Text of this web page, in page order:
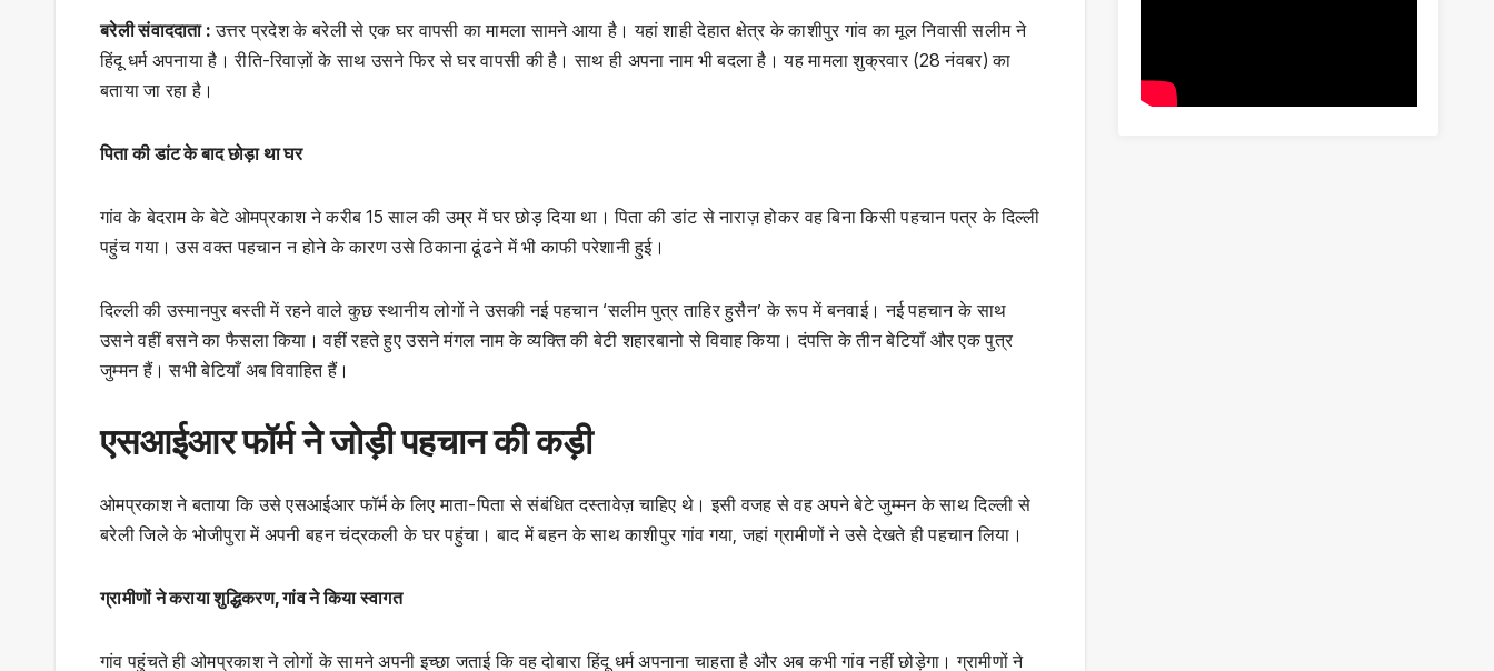
बरेली संवाददाता :उत्तर प्रदेश के बरेली से एक घर वापसी का मामला सामने आया है। यहां शाही देहात क्षेत्र के काशीपुर गांव का मूल निवासी सलीम ने
हिंदू धर्म अपनाया है। रीति-रिवाज़ों के साथ उसने फिर से घर वापसी की है। साथ ही अपना नाम भी बदला है। यह मामला शुक्रवार (28 नंवबर) का
बताया जा रहा है।
पिता की डांट के बाद छोड़ा था घर
गांव के बेदराम के बेटे ओमप्रकाश ने करीब 15 साल की उम्र में घर छोड़ दिया था। पिता की डांट से नाराज़ होकर वह बिना किसी पहचान पत्र के दिल्ली
पहुंच गया। उस वक्त पहचान न होने के कारण उसे ठिकाना ढूंढने में भी काफी परेशानी हुई।
दिल्ली की उस्मानपुर बस्ती में रहने वाले कुछ स्थानीय लोगों ने उसकी नई पहचान ‘सलीम पुत्र ताहिर हुसैन’ के रूप में बनवाई। नई पहचान के साथ
उसने वहीं बसने का फैसला किया। वहीं रहते हुए उसने मंगल नाम के व्यक्ति की बेटी शहारबानो से विवाह किया। दंपत्ति के तीन बेटियाँ और एक पुत्र
जुम्मन हैं। सभी बेटियाँ अब विवाहित हैं।
एसआईआर फॉर्म ने जोड़ी पहचान की कड़ी
ओमप्रकाश ने बताया कि उसे एसआईआर फॉर्म के लिए माता-पिता से संबंधित दस्तावेज़ चाहिए थे। इसी वजह से वह अपने बेटे जुम्मन के साथ दिल्ली से
बरेली जिले के भोजीपुरा में अपनी बहन चंद्रकली के घर पहुंचा। बाद में बहन के साथ काशीपुर गांव गया, जहां ग्रामीणों ने उसे देखते ही पहचान लिया।
ग्रामीणों ने कराया शुद्धिकरण, गांव ने किया स्वागत
गांव पहुंचते ही ओमप्रकाश ने लोगों के सामने अपनी इच्छा जताई कि वह दोबारा हिंदू धर्म अपनाना चाहता है और अब कभी गांव नहीं छोड़ेगा। ग्रामीणों ने